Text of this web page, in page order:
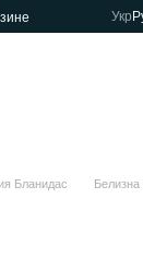
Укр
Бланидас Белизна